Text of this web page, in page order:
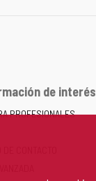
de interés
PROFESIONALES